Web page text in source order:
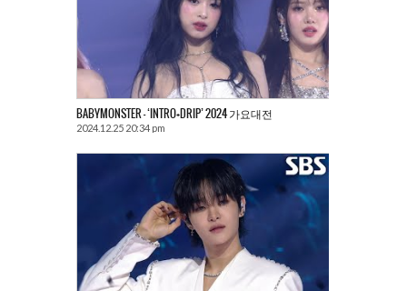
BABYMONSTER – ‘INTRO+DRIP’ 2024 가요대전
2024.12.25 20:34 pm